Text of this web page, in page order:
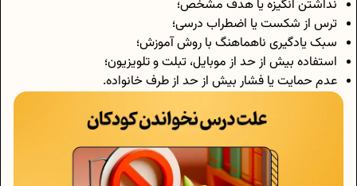
نداشتن انگیزه یا هدف مشخص؛
ترس از شکست یا اضطراب درسی؛
سبک یادگیری ناهماهنگ با روش آموزش؛
استفاده بیش از حد از موبایل، تبلت و تلویزیون؛
عدم حمایت یا فشار بیش از حد از طرف خانواده.